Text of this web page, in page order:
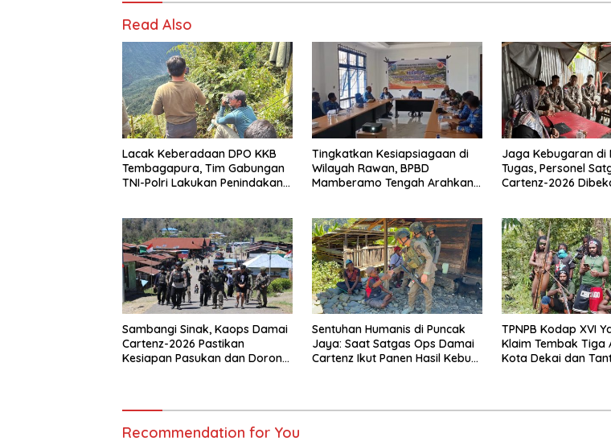
Read Also
Lacak Keberadaan DPO KKB
Tembagapura, Tim Gabungan
TNI-Polri Lakukan Penindakan
Tingkatkan Kesiapsiagaan di
Wilayah Rawan, BPBD
Mamberamo Tengah Arahkan
Jaga Kebugaran di
Tugas, Personel
Cartenz-2026
Sambangi Sinak, Kaops Damai
Cartenz-2026 Pastikan
Kesiapan Pasukan dan Dorong
Sentuhan Humanis di Puncak
Jaya: Saat Satgas Ops Damai
Cartenz Ikut Panen Hasil Kebun
TPNPB Kodap XVI
Klaim Tembak Tiga
Kota Dekai dan
Recommendation for You